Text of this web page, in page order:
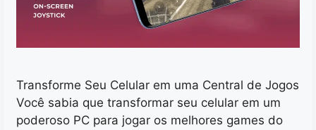
Transforme Seu Celular em uma Central de Jogos
Você sabia que transformar seu celular em um
poderoso PC para jogar os melhores games do